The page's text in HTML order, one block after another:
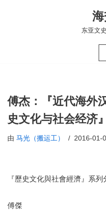
海
东亚文
傅杰：『近代海外
史文化与社会经济
由 马光（搬运工） 2016-01-
『歷史文化與社會經濟』系列
傅傑